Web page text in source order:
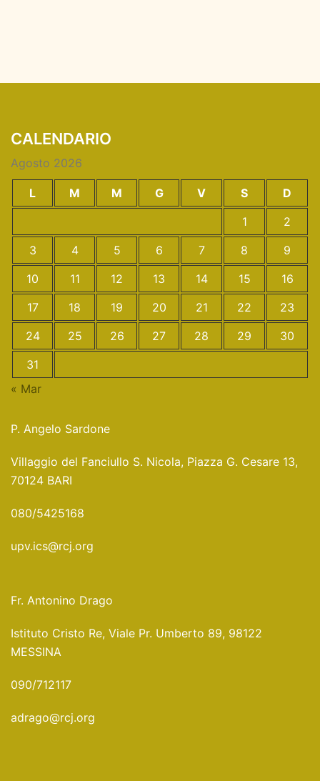
CALENDARIO
Agosto 2026
L M M G V S
D
1
2
3
4 5 6 7 8
9
10
11 12 13 14 15
16
17
18 19 20 21 22
23
24
25 26 27 28 29
30
31
« Mar
P. Angelo Sardone
Villaggio del Fanciullo S. Nicola, Piazza G. Cesare 13,
70124 BARI
080/5425168
upv.ics@rcj.org
Fr. Antonino Drago
Istituto Cristo Re, Viale Pr. Umberto 89, 98122
MESSINA
090/712117
adrago@rcj.org